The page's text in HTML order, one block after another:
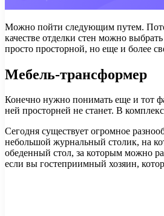
Можно пойти следующим путем.
качестве отделки стен можно
просто просторной, но еще и более
Мебель-трансформер
Конечно нужно понимать еще и тот
ней просторней не станет. В
Сегодня существует огромное
небольшой журнальный столик, на
обеденный стол, за которым можно
если вы гостеприимный хозяин,